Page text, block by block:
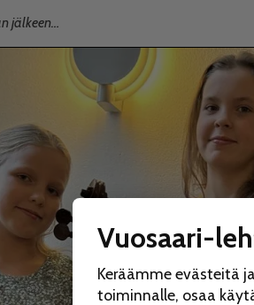
jälkeen…
Vuosaari-
Keräämme evästeitä
toiminnalle, osaa